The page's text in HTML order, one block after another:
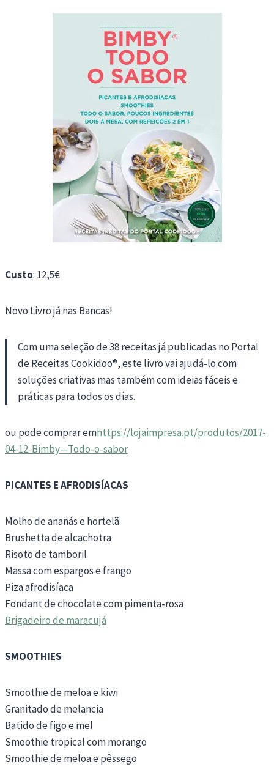
Custo: 12,5€
Novo Livro já nas Bancas!
Com uma seleção de 38 receitas já publicadas no Portal
de Receitas Cookidoo®, este livro vai ajudá-lo com
soluções criativas mas também com ideias fáceis e
práticas para todos os dias.
ou pode comprar emhttps://lojaimpresa.pt/produtos/2017-
04-12-Bimby—Todo-o-sabor
PICANTES E AFRODISÍACAS
Molho de ananás e hortelã
Brushetta de alcachotra
Risoto de tamboril
Massa com espargos e frango
Piza afrodisíaca
Fondant de chocolate com pimenta-rosa
Brigadeiro de maracujá
SMOOTHIES
Smoothie de meloa e kiwi
Granitado de melancia
Batido de figo e mel
Smoothie tropical com morango
Smoothie de meloa e pêssego